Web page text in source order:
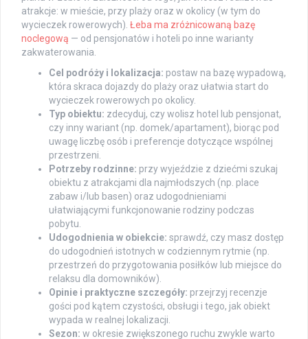
atrakcje: w mieście, przy plaży oraz w okolicy (w tym do
wycieczek rowerowych). Łeba ma zróżnicowaną bazę
noclegową — od pensjonatów i hoteli po inne warianty
zakwaterowania.
Cel podróży i lokalizacja: postaw na bazę wypadową,
która skraca dojazdy do plaży oraz ułatwia start do
wycieczek rowerowych po okolicy.
Typ obiektu: zdecyduj, czy wolisz hotel lub pensjonat,
czy inny wariant (np. domek/apartament), biorąc pod
uwagę liczbę osób i preferencje dotyczące wspólnej
przestrzeni.
Potrzeby rodzinne: przy wyjeździe z dziećmi szukaj
obiektu z atrakcjami dla najmłodszych (np. place
zabaw i/lub basen) oraz udogodnieniami
ułatwiającymi funkcjonowanie rodziny podczas
pobytu.
Udogodnienia w obiekcie: sprawdź, czy masz dostęp
do udogodnień istotnych w codziennym rytmie (np.
przestrzeń do przygotowania posiłków lub miejsce do
relaksu dla domowników).
Opinie i praktyczne szczegóły: przejrzyj recenzje
gości pod kątem czystości, obsługi i tego, jak obiekt
wypada w realnej lokalizacji.
Sezon: w okresie zwiększonego ruchu zwykle warto